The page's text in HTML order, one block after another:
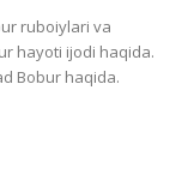
ruboiylari va
hayoti ijodi haqida.
Bobur haqida.